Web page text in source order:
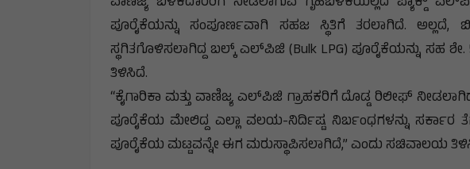
ಪೂರೈಕೆಯನ್ನು ಸಂಪೂರ್ಣವಾಗಿ ಸಹಜ ಸ್ಥಿತಿಗೆ ತರಲಾಗಿದೆ. ಅಲ್ಲದೆ,
ಸ್ಥಗಿತಗೊಳಿಸಲಾಗಿದ್ದ ಬಲ್ಕ್ ಎಲ್‌ಪಿಜಿ (Bulk LPG) ಪೂರೈಕೆಯನ್ನು ಸಹ ಶೇ.
ತಿಳಿಸಿದೆ.
“ಕೈಗಾರಿಕಾ ಮತ್ತು ವಾಣಿಜ್ಯ ಎಲ್‌ಪಿಜಿ ಗ್ರಾಹಕರಿಗೆ ದೊಡ್ಡ ರಿಲೀಫ್
ಪೂರೈಕೆಯ ಮೇಲಿದ್ದ ಎಲ್ಲಾ ವಲಯ-ನಿರ್ದಿಷ್ಟ ನಿರ್ಬಂಧಗಳನ್ನು ಸರ್ಕಾರ
ಪೂರೈಕೆಯ ಮಟ್ಟವನ್ನೇ ಈಗ ಮರುಸ್ಥಾಪಿಸಲಾಗಿದೆ,” ಎಂದು ಸಚಿವಾಲಯ